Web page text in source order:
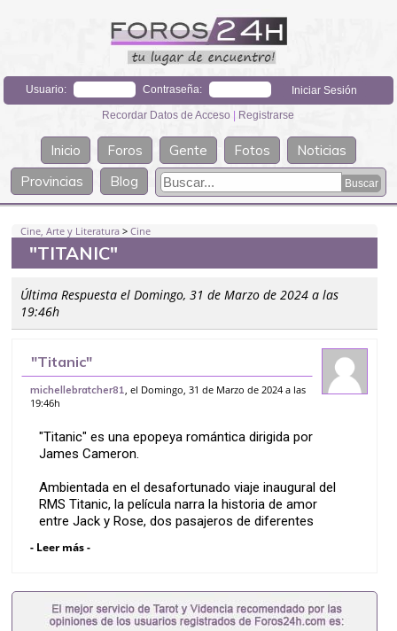
Usuario: Contraseña:
Recordar Datos de Acceso | Registrarse
Inicio Foros Gente Fotos
Noticias
Provincias
Blog
Cine, Arte y Literatura >Cine
"TITANIC"
Última Respuesta el Domingo, 31 de Marzo de 2024 a las
19:46h
"Titanic"
michellebratcher81 , el Domingo, 31 de Marzo de 2024 a las
19:46h
"Titanic" es una epopeya romántica dirigida por
James Cameron.
Ambientada en el desafortunado viaje inaugural del
RMS Titanic, la película narra la historia de amor
entre Jack y Rose, dos pasajeros de diferentes
efectos visuales impresionantes, "Titanic" cautiva a
los espectadores mientras explora temas
universales como el amor, el sacrificio y la tragedia.
- Leer más -